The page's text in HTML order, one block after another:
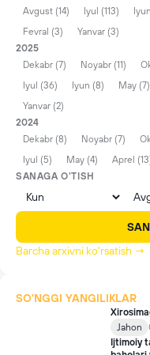
Avgust (14)
Iyul (113)
Fevral (3)
Yanvar (3)
2025
Dekabr (7)
Noyabr (11)
Iyul (36)
Iyun (8) May (7)
Yanvar (2)
2024
Dekabr (8)
Noyabr (7)
Iyul (5)
May (4) Aprel
SANAGA O'TISH
Barcha arxivni ko'rsatish →
SO'NGGI YANGILIKLAR
Jahon
Ijtimoiy